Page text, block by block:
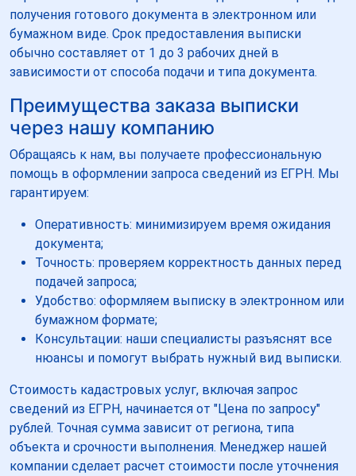
получения готового документа в электронном или
бумажном виде. Срок предоставления выписки
обычно составляет от 1 до 3 рабочих дней в
зависимости от способа подачи и типа документа.
Преимущества заказа выписки
через нашу компанию
Обращаясь к нам, вы получаете профессиональную
помощь в оформлении запроса сведений из ЕГРН. Мы
гарантируем:
Оперативность: минимизируем время ожидания
документа;
Точность: проверяем корректность данных перед
подачей запроса;
Удобство: оформляем выписку в электронном или
бумажном формате;
Консультации: наши специалисты разъяснят все
нюансы и помогут выбрать нужный вид выписки.
Стоимость кадастровых услуг, включая запрос
сведений из ЕГРН, начинается от "Цена по запросу"
рублей. Точная сумма зависит от региона, типа
объекта и срочности выполнения. Менеджер нашей
компании сделает расчет стоимости после уточнения